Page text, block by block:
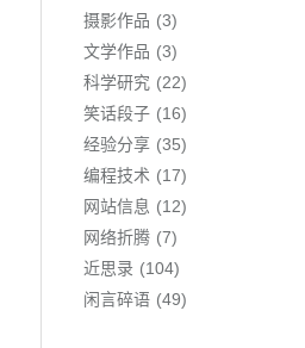
摄影作品
3
文学作品
3
科学研究
22
笑话段子
16
经验分享
35
编程技术
17
网站信息
12
网络折腾
7
近思录
104
闲言碎语
49